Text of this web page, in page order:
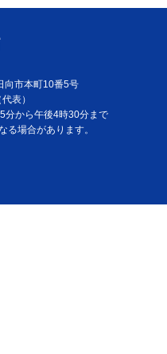
向市本町10番5号
表）
分から午後4時30分まで
場合があります。